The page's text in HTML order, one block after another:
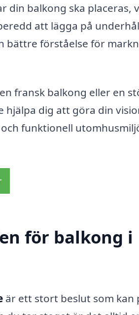
din balkong ska placeras,
att lägga på
bättre förståelse för
fransk balkong eller en
dig att göra din
funktionell
för balkong i
är ett stort beslut som kan